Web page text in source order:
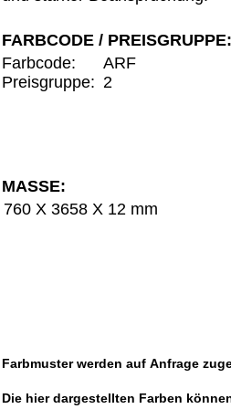
FARBCODE / PREISGRUPPE:
Farbcode:
Preisgruppe:
ARF
2
MASSE:
760 X 3658 X 12 mm
Farbmuster werden auf Anfrage
Die hier dargestellten Farben